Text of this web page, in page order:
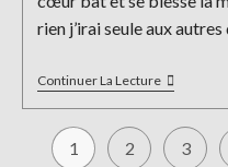
rien j’irai seule aux
Continuer La LectureSoliloque
1 2 3